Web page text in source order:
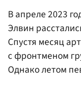
В апреле 2023
Элвин
Спустя месяц
с фронтменом
Однако летом